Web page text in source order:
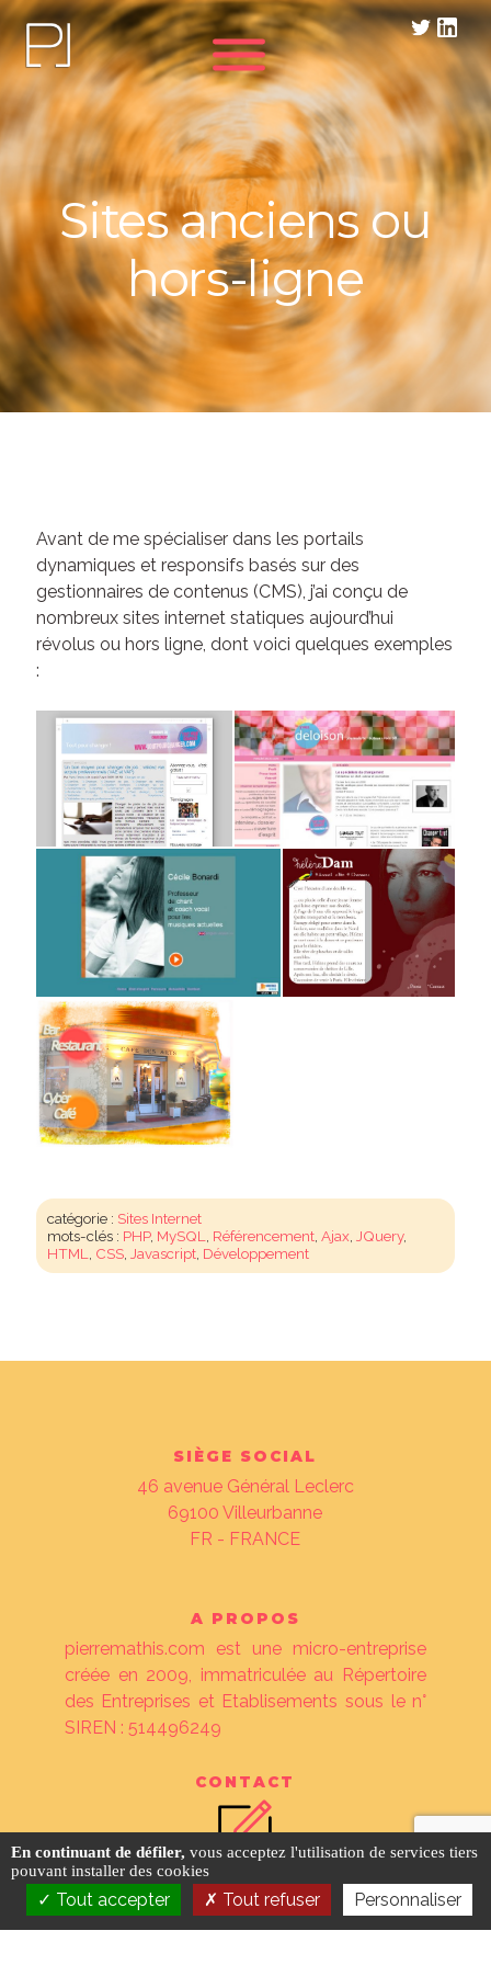
Sites anciens ou
hors-ligne
Avant de me spécialiser dans les portails
dynamiques et responsifs basés sur des
gestionnaires de contenus (CMS), j’ai conçu de
nombreux sites internet statiques aujourd’hui
révolus ou hors ligne, dont voici quelques exemples
:
catégorie : Sites Internet
mots-clés : PHP, MySQL Référencement, Ajax, JQuery,
HTML
CSS, Javascript, Développement
SIÈGE SOCIAL
46 avenue Général Leclerc
69100 Villeurbanne
FR - FRANCE
A PROPOS
pierremathis.com est une micro-entreprise
créée en 2009, immatriculée au Répertoire
des Entreprises et Etablisements sous le n°
SIREN : 514496249
CONTACT
©pierremathis.com2026 ❖tarif des
Panneau de gestion des cookies
En continuant de défiler, vous acceptez l'utilisation de services tiers
pouvant installer des cookies
Tout accepter Tout refuser Personnaliser